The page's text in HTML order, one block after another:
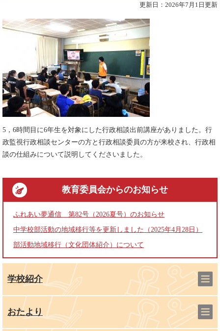
更新日：2026年7月1日更新
5，6時間目に6年生を対象にした行政相談出前講座がありました。行
政監視行政相談センターの方と行政相談委員の方が来校され、行政相
談の仕組みについて説明してくださいました。
教育委員会からのお知らせ
ふれあい夢通信 第82号（2026夏号）のお知らせ
中学校部活動の地域移行等を更新しました（2025年4月28日）
部活動地域移行（文化団体紹介）について
学校紹介
おたより